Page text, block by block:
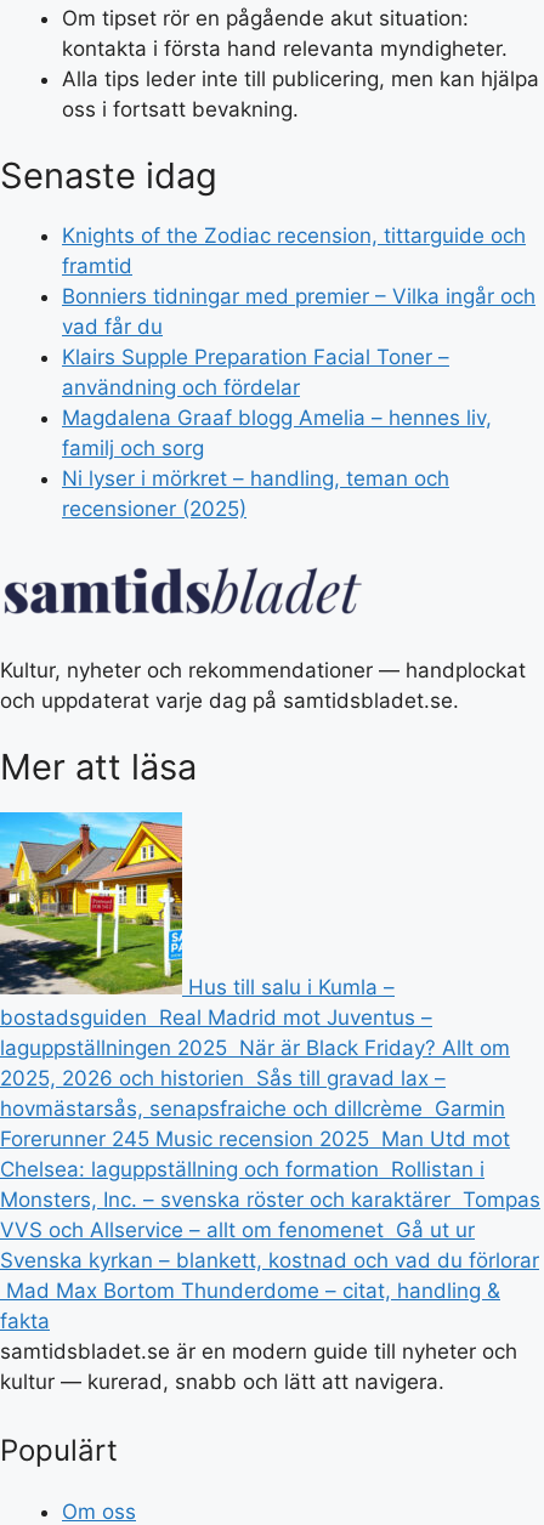
Om tipset rör en pågående akut situation:
kontakta i första hand relevanta myndigheter.
Alla tips leder inte till publicering, men kan hjälpa
oss i fortsatt bevakning.
Senaste idag
Knights of the Zodiac recension, tittarguide och
framtid
Bonniers tidningar med premier – Vilka ingår och
vad får du
Klairs Supple Preparation Facial Toner –
användning och fördelar
Magdalena Graaf blogg Amelia – hennes liv,
familj och sorg
Ni lyser i mörkret – handling, teman och
recensioner (2025)
Kultur, nyheter och rekommendationer — handplockat
och uppdaterat varje dag på samtidsbladet.se.
Mer att läsa
Hus till salu i Kumla –
bostadsguiden Real Madrid mot Juventus –
laguppställningen 2025 När är Black Friday? Allt om
2025, 2026 och historien Sås till gravad lax –
hovmästarsås, senapsfraiche och dillcrème Garmin
Forerunner 245 Music recension 2025 Man Utd mot
Chelsea: laguppställning och formation Rollistan i
Monsters, Inc. – svenska röster och karaktärer Tompas
VVS och Allservice – allt om fenomenet Gå ut ur
Svenska kyrkan – blankett, kostnad och vad du förlorar
Mad Max Bortom Thunderdome – citat, handling &
fakta
samtidsbladet.se är en modern guide till nyheter och
kultur — kurerad, snabb och lätt att navigera.
Populärt
Om oss